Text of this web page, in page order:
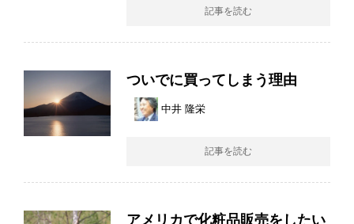
記事を読む
ついでに買ってしまう理由
中井 隆栄
記事を読む
アメリカで化粧品販売をしたい